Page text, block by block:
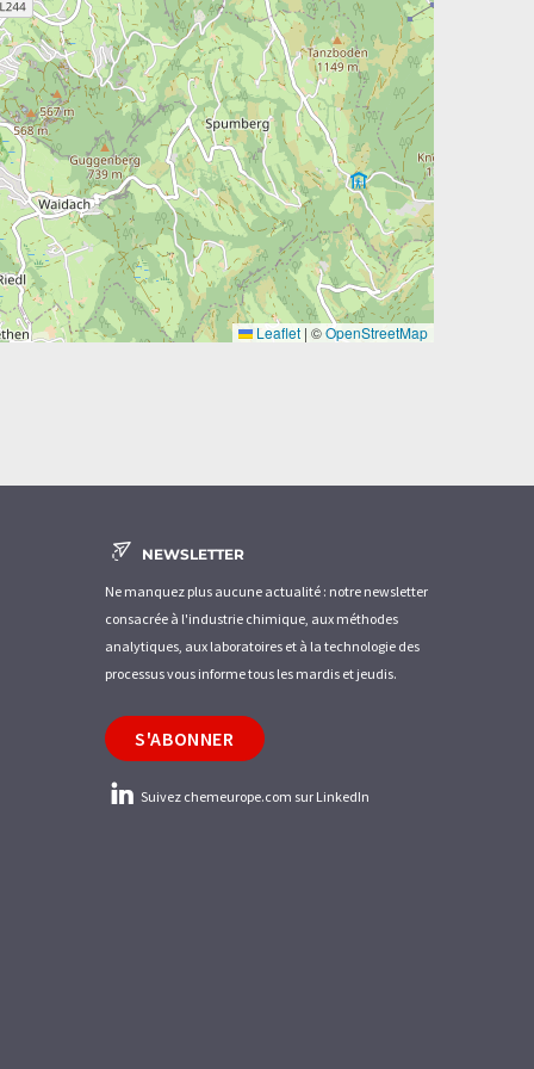
Leaflet | ©OpenStreetMap
NEWSLETTER
Ne manquez plus aucune actualité : notre newsletter
consacrée à l'industrie chimique, aux méthodes
analytiques, aux laboratoires et à la technologie des
processus vous informe tous les mardis et jeudis.
S'ABONNER
Suivez chemeurope.com sur LinkedIn